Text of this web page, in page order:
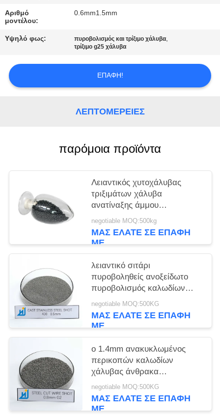
SITEMAP
PRIVACY
Αριθμό
μοντέλου:
0.6mm1.5mm
Υψηλό φως: πυροβολισμός και τρίξιμο χάλυβα,
τρίξιμο g25 χάλυβα
ΕΠΑΦΉ!
ΛΕΠΤΟΜΈΡΕΙΕΣ
παρόμοια προϊόντα
Λειαντικός χυτοχάλυβας
τριξιμάτων χάλυβα
ανατίναξης άμμου
πυροβοληθε'ν S110 S170 για
τη μηχανή ανατίναξης
πυροβολισμών
negotiable MOQ:500kg
ΜΑΣ ΕΛΆΤΕ ΣΕ ΕΠΑΦΉ
ΜΕ
λειαντικό σιτάρι
πυροβοληθείς ανοξείδωτο
πυροβολισμός καλωδίων
περικοπών Chronital
0.11.0mm/ανοξείδωτου
negotiable MOQ:500KG
ΜΑΣ ΕΛΆΤΕ ΣΕ ΕΠΑΦΉ
ΜΕ
ο 1.4mm ανακυκλωμένος
περικοπών καλωδίων
χάλυβας άνθρακα
χυτοχάλυβα πυροβοληθείς
έκοψε το καλώδιο
πυροβόλησε 2.0mm
negotiable MOQ:500KG
ΜΑΣ ΕΛΆΤΕ ΣΕ ΕΠΑΦΉ
ΜΕ